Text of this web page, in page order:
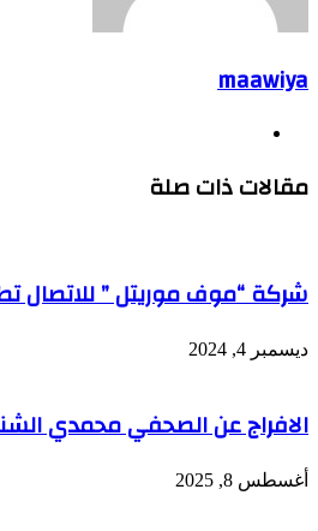
maawiya
مقالات ذات صلة
شركة “موف موريتل ” للاتصال
ديسمبر 4, 2024
الافراج عن الصحفي محمدي
أغسطس 8, 2025